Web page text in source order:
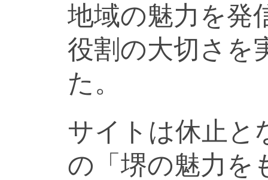
地域の魅力を発
役割の大切さを
た。
サイトは休止と
の「堺の魅力を